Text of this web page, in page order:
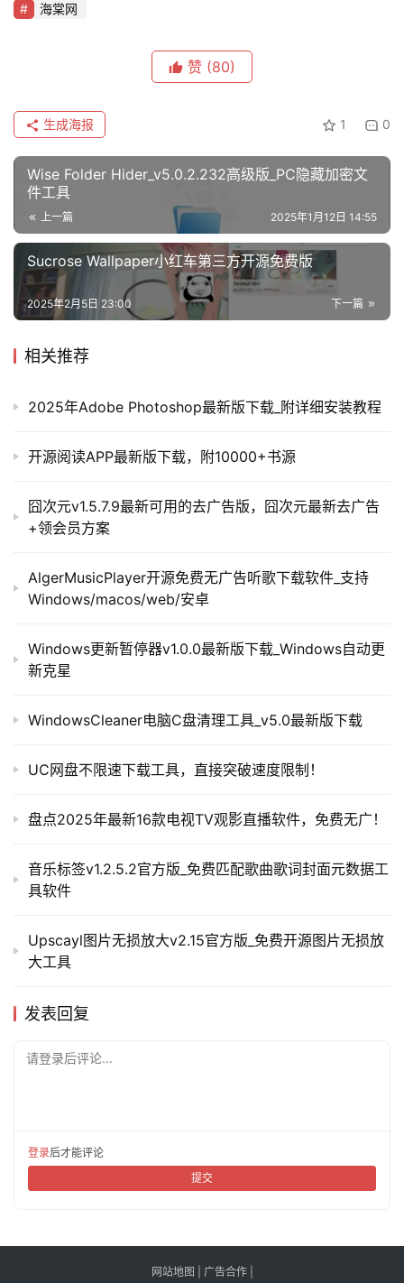
海棠网
赞 (80)
1 0
生成海报
Wise Folder Hider_v5.0.2.232高级版_PC隐藏加密文
件工具
上一篇 2025年1月12日 14:55
Sucrose Wallpaper小红车第三方开源免费版
下一篇
2025年2月5日 23:00
相关推荐
2025年Adobe Photoshop最新版下载_附详细安装教程
开源阅读APP最新版下载，附10000+书源
囧次元v1.5.7.9最新可用的去广告版，囧次元最新去广告
+领会员方案
AlgerMusicPlayer开源免费无广告听歌下载软件_支持
Windows/macos/web/安卓
Windows更新暂停器v1.0.0最新版下载_Windows自动更
新克星
WindowsCleaner电脑C盘清理工具_v5.0最新版下载
UC网盘不限速下载工具，直接突破速度限制！
盘点2025年最新16款电视TV观影直播软件，免费无广！
音乐标签v1.2.5.2官方版_免费匹配歌曲歌词封面元数据工
具软件
Upscayl图片无损放大v2.15官方版_免费开源图片无损放
大工具
发表回复
请登录后评论...
登录后才能评论
提交
网站地图 广告合作|